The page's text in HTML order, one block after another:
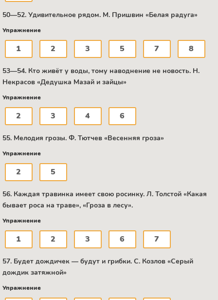
50—52. Удивительное рядом. М. Пришвин «Белая радуга»
Упражнение
1 2 3 5 7 8
53—54. Кто живёт у воды, тому наводнение не новость. Н.
Некрасов «Дедушка Мазай и зайцы»
Упражнение
2 3 4 6
55. Мелодия грозы. Ф. Тютчев «Весенняя гроза»
Упражнение
2 5
56. Каждая травинка имеет свою росинку. Л. Толстой «Какая
бывает роса на траве», «Гроза в лесу».
Упражнение
1 2 3 6 7
57. Будет дождичек — будут и грибки. С. Козлов «Серый
дождик затяжной»
Упражнение